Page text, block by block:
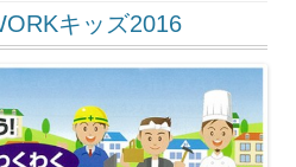
キッズ2016